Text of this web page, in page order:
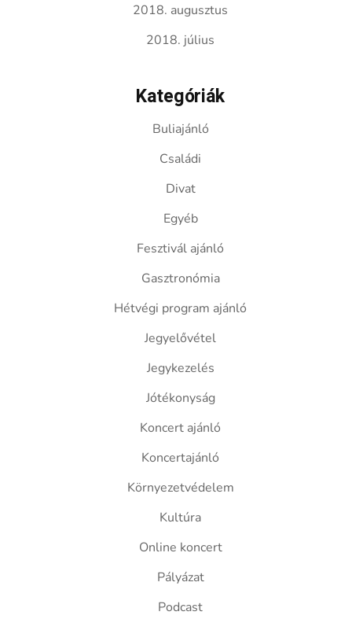
2018. augusztus
2018. július
Kategóriák
Buliajánló
Családi
Divat
Egyéb
Fesztivál ajánló
Gasztronómia
Hétvégi program ajánló
Jegyelővétel
Jegykezelés
Jótékonyság
Koncert ajánló
Koncertajánló
Környezetvédelem
Kultúra
Online koncert
Pályázat
Podcast